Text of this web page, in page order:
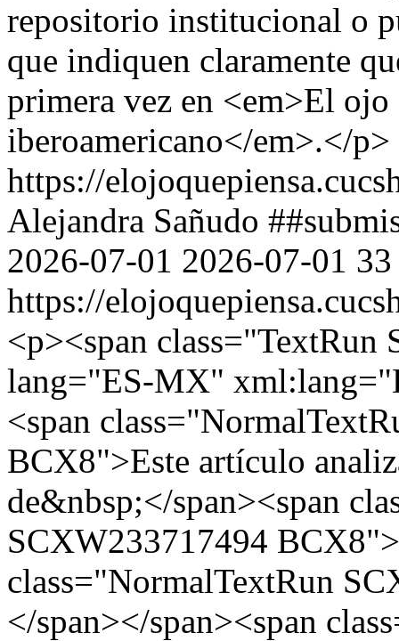
repositorio institucional o
que indiquen claramente
primera vez en <em>El ojo
iberoamericano</em>.</p>
https://
Alejandra Sañudo
2026-07-01 2026-07-01 33
https://
<p><span
lang="ES-MX"
<span
BCX8">Este artículo
de&nbsp;</span><span
SCXW233717494
class="NormalTextRun
</span></span><span